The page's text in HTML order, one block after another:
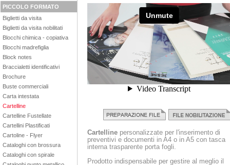
PICCOLO FORMATO
Biglietti da visita
Biglietti da visita nobilitati
Blocchi chimica - copiativa
Blocchi madrefiglia
Block notes
Braccialetti identificativi
Brochure
Buste commerciali
Carta intestata
Cartelline
Cartelline Fustellate
Cartellini Plastificati
Cartoline - Flyer
Cataloghi con brossura
Cataloghi con spirale
Cartelline personalizzate per l'inserimento di
preventivi e documenti in A4 o in A5 con tasca
interna trasparente porta fogli.
Prodotto indispensabile per gestire al meglio il